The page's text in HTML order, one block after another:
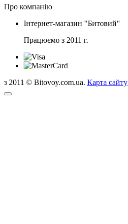
Про компанію
Інтернет-магазин "Битовий"
Працюємо з 2011 г.
з 2011 © Bitovoy.com.ua. Карта сайту